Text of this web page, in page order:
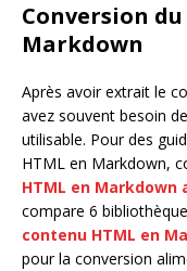
Conversion
Markdown
Après avoir extrait le
avez souvent besoin
utilisable. Pour des
HTML en Markdown,
HTML en Markdown
compare 6
contenu HTML en
pour la conversion